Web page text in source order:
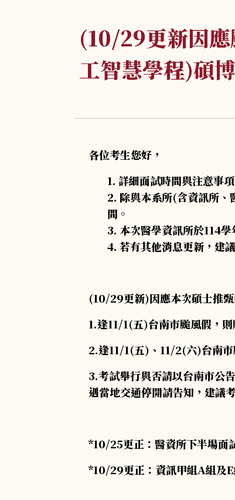
(10/29更新因
工智慧學程)碩
各位考生您好，
詳細面試時間與注意事
除與本系所(含資訊所、
間。
本次醫學資訊所於114
若有其他消息更新，建
(10/29更新)因應本次碩士推
1.逢11/1(五)台南市颱風假，
2.逢11/1(五)、11/2(六)台南
3.考試舉行與否請以台南市公
遇當地交通停開請告知，建議
*10/25更正：醫資所下半場面
*10/29更正：資訊甲組A組及